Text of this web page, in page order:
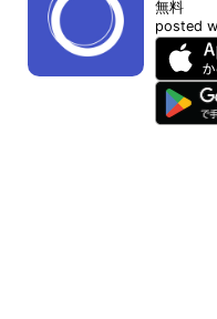
無料
posted